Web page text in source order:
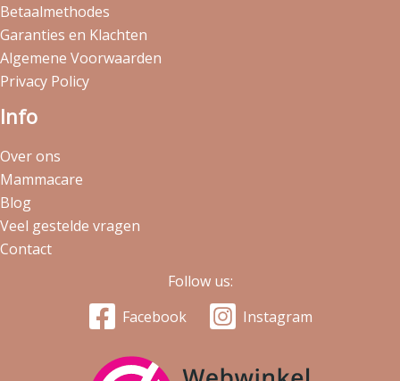
Betaalmethodes
Garanties en Klachten
Algemene Voorwaarden
Privacy Policy
Info
Over ons
Mammacare
Blog
Veel gestelde vragen
Contact
Follow us:
Facebook
Instagram